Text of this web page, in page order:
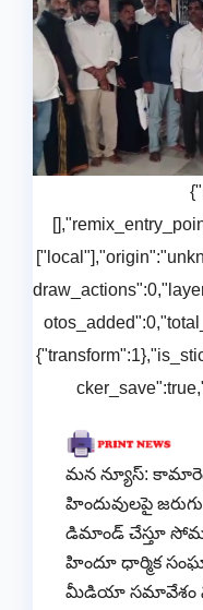
మన న్యూస్:
హిందువులపై
డిమాండ్‌ చేస్తూ
హిందూ ధార్మిక
మీడియా సమావేశం